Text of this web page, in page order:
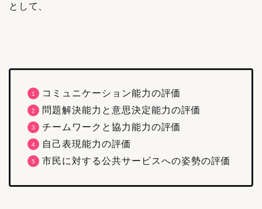
として、
コミュニケーション能力の評価
問題解決能力と意思決定能力の評価
チームワークと協力能力の評価
自己表現能力の評価
市民に対する公共サービスへの姿勢の評価